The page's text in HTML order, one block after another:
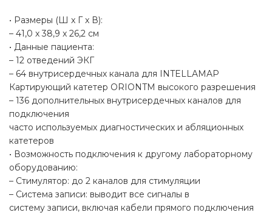
• Размеры (Ш x Г x В):
– 41,0 x 38,9 x 26,2 см
• Данные пациента:
– 12 отведений ЭКГ
– 64 внутрисердечных канала для INTELLAMAP
Картирующий катетер ORIONTM высокого разрешения
– 136 дополнительных внутрисердечных каналов для
подключения
часто используемых диагностических и абляционных
катетеров
• Возможность подключения к другому лабораторному
оборудованию:
– Стимулятор: до 2 каналов для стимуляции
– Система записи: выводит все сигналы в
систему записи, включая кабели прямого подключения